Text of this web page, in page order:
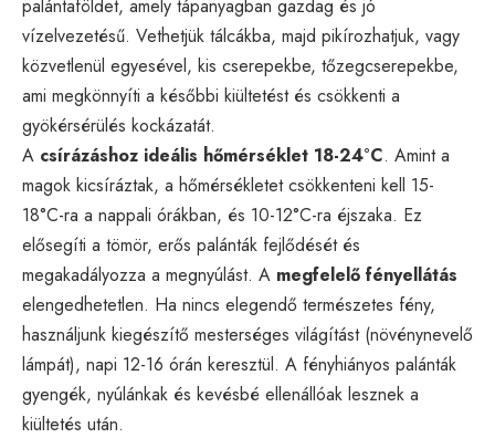
palántaföldet, amely tápanyagban gazdag és jó
vízelvezetésű. Vethetjük tálcákba, majd pikírozhatjuk, vagy
közvetlenül egyesével, kis cserepekbe, tőzegcserepekbe,
ami megkönnyíti a későbbi kiültetést és csökkenti a
gyökérsérülés kockázatát.
A csírázáshoz ideális hőmérséklet 18-24°C. Amint a
magok kicsíráztak, a hőmérsékletet csökkenteni kell 15-
18°C-ra a nappali órákban, és 10-12°C-ra éjszaka. Ez
elősegíti a tömör, erős palánták fejlődését és
megakadályozza a megnyúlást. A megfelelő fényellátás
elengedhetetlen. Ha nincs elegendő természetes fény,
használjunk kiegészítő mesterséges világítást (növénynevelő
lámpát), napi 12-16 órán keresztül. A fényhiányos palánták
gyengék, nyúlánkak és kevésbé ellenállóak lesznek a
kiültetés után.